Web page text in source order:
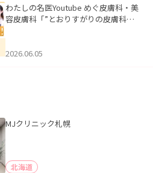
わたしの名医Youtube めぐ皮膚科・美
容皮膚科「”とおりすがりの皮膚科
2026.06.05
MJクリニック札幌
北海道